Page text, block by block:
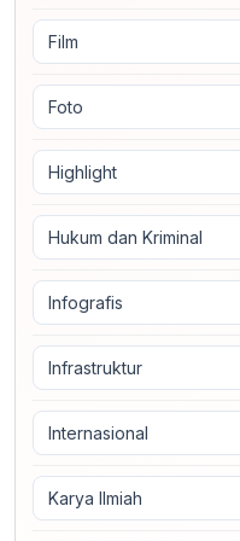
Film
Foto
Highlight
Hukum dan Kriminal
Infografis
Infrastruktur
Internasional
Karya Ilmiah